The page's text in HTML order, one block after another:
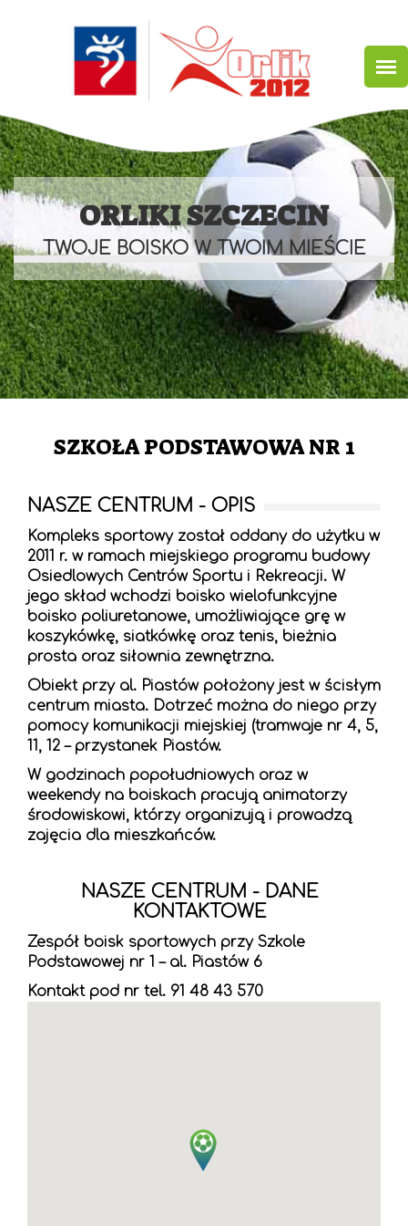
ORLIKI SZCZECIN
TWOJE BOISKO W TWOIM MIEŚCIE
SZKOŁA PODSTAWOWA NR 1
NASZE CENTRUM - OPIS
Kompleks sportowy został oddany do użytku w
2011 r. w ramach miejskiego programu budowy
Osiedlowych Centrów Sportu i Rekreacji. W
jego skład wchodzi boisko wielofunkcyjne
boisko poliuretanowe, umożliwiające grę w
koszykówkę, siatkówkę oraz tenis, bieżnia
prosta oraz siłownia zewnętrzna.
Obiekt przy al. Piastów położony jest w ścisłym
centrum miasta. Dotrzeć można do niego przy
pomocy komunikacji miejskiej (tramwaje nr 4, 5,
11, 12 – przystanek Piastów.
W godzinach popołudniowych oraz w
weekendy na boiskach pracują animatorzy
środowiskowi, którzy organizują i prowadzą
zajęcia dla mieszkańców.
NASZE CENTRUM - DANE
KONTAKTOWE
Zespół boisk sportowych przy Szkole
Podstawowej nr 1 – al. Piastów 6
Kontakt pod nr tel. 91 48 43 570